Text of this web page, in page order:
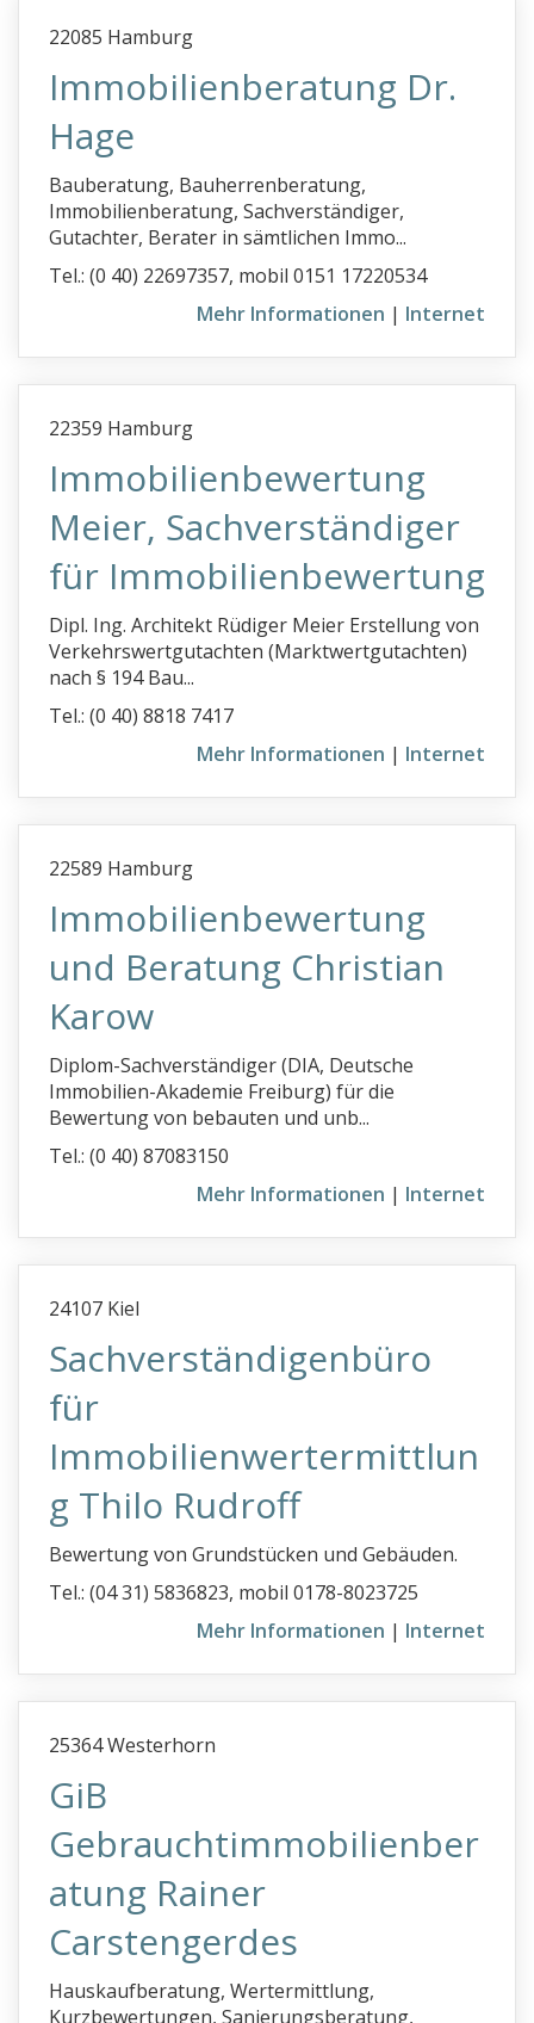
22085 Hamburg
Immobilienberatung Dr.
Hage
Bauberatung, Bauherrenberatung,
Immobilienberatung, Sachverständiger,
Gutachter, Berater in sämtlichen Immo...
Tel.: (0 40) 22697357, mobil 0151 17220534
Mehr Informationen | Internet
22359 Hamburg
Immobilienbewertung
Meier, Sachverständiger
für Immobilienbewertung
Dipl. Ing. Architekt Rüdiger Meier Erstellung von
Verkehrswertgutachten (Marktwertgutachten)
nach § 194 Bau...
Tel.: (0 40) 8818 7417
Mehr Informationen | Internet
22589 Hamburg
Immobilienbewertung
und Beratung Christian
Karow
Diplom-Sachverständiger (DIA, Deutsche
Immobilien-Akademie Freiburg) für die
Bewertung von bebauten und unb...
Tel.: (0 40) 87083150
Mehr Informationen | Internet
24107 Kiel
Sachverständigenbüro
für
Immobilienwertermittlun
g Thilo Rudroff
Bewertung von Grundstücken und Gebäuden.
Tel.: (04 31) 5836823, mobil 0178-8023725
Mehr Informationen | Internet
25364 Westerhorn
GiB
Gebrauchtimmobilienber
atung Rainer
Carstengerdes
Hauskaufberatung, Wertermittlung,
Kurzbewertungen, Sanierungsberatung,